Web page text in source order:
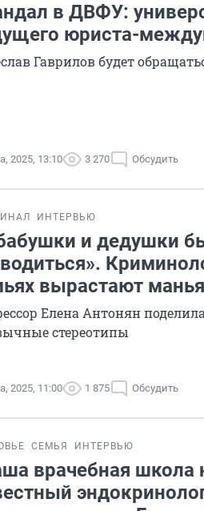
в ДВФУ:
юриста-
Гаврилов будет
2025, 13:10 3 270 Обсудить
ИНТЕРВЬЮ
и дедушки
вырастают
Елена Антонян
стереотипы
2025, 11:00 1 875 Обсудить
СЕМЬЯ ИНТЕРВЬЮ
врачебная школа